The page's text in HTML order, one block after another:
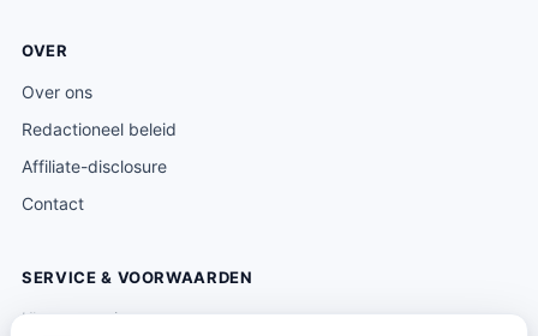
OVER
Over ons
Redactioneel beleid
Affiliate-disclosure
Contact
SERVICE & VOORWAARDEN
Klantenservice